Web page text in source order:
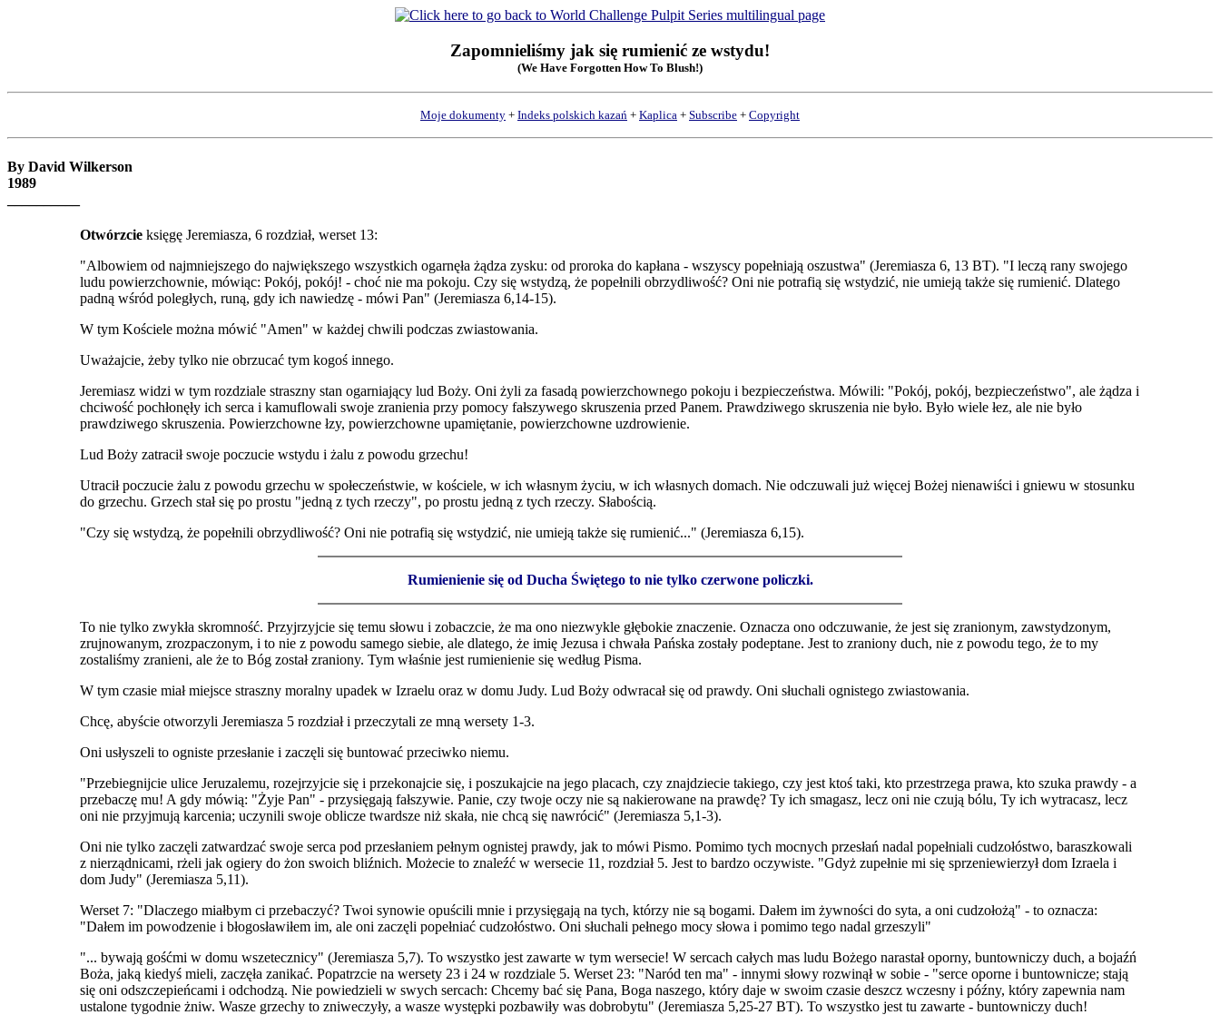
Zapomnieliśmy jak się rumienić ze wstydu!
(We Have Forgotten How To Blush!)
Moje dokumenty + Indeks polskich kazań + Kaplica + Subscribe + Copyright
By David Wilkerson
1989
Otwórzcie księgę Jeremiasza, 6 rozdział, werset 13:
"Albowiem od najmniejszego do największego wszystkich ogarnęła żądza zysku: od proroka do kapłana - wszyscy popełniają oszustwa" (Jeremiasza 6, 13 BT). "I leczą rany swojego
ludu powierzchownie, mówiąc: Pokój, pokój! - choć nie ma pokoju. Czy się wstydzą, że popełnili obrzydliwość? Oni nie potrafią się wstydzić, nie umieją także się rumienić. Dlatego
padną wśród poległych, runą, gdy ich nawiedzę - mówi Pan" (Jeremiasza 6,14-15).
W tym Kościele można mówić "Amen" w każdej chwili podczas zwiastowania.
Uważajcie, żeby tylko nie obrzucać tym kogoś innego.
Jeremiasz widzi w tym rozdziale straszny stan ogarniający lud Boży. Oni żyli za fasadą powierzchownego pokoju i bezpieczeństwa. Mówili: "Pokój, pokój, bezpieczeństwo", ale żądza i
chciwość pochłonęły ich serca i kamuflowali swoje zranienia przy pomocy fałszywego skruszenia przed Panem. Prawdziwego skruszenia nie było. Było wiele łez, ale nie było
prawdziwego skruszenia. Powierzchowne łzy, powierzchowne upamiętanie, powierzchowne uzdrowienie.
Lud Boży zatracił swoje poczucie wstydu i żalu z powodu grzechu!
Utracił poczucie żalu z powodu grzechu w społeczeństwie, w kościele, w ich własnym życiu, w ich własnych domach. Nie odczuwali już więcej Bożej nienawiści i gniewu w stosunku
do grzechu. Grzech stał się po prostu "jedną z tych rzeczy", po prostu jedną z tych rzeczy. Słabością.
"Czy się wstydzą, że popełnili obrzydliwość? Oni nie potrafią się wstydzić, nie umieją także się rumienić..." (Jeremiasza 6,15).
Rumienienie się od Ducha Świętego to nie tylko czerwone policzki.
To nie tylko zwykła skromność. Przyjrzyjcie się temu słowu i zobaczcie, że ma ono niezwykle głębokie znaczenie. Oznacza ono odczuwanie, że jest się zranionym, zawstydzonym,
zrujnowanym, zrozpaczonym, i to nie z powodu samego siebie, ale dlatego, że imię Jezusa i chwała Pańska zostały podeptane. Jest to zraniony duch, nie z powodu tego, że to my
zostaliśmy zranieni, ale że to Bóg został zraniony. Tym właśnie jest rumienienie się według Pisma.
W tym czasie miał miejsce straszny moralny upadek w Izraelu oraz w domu Judy. Lud Boży odwracał się od prawdy. Oni słuchali ognistego zwiastowania.
Chcę, abyście otworzyli Jeremiasza 5 rozdział i przeczytali ze mną wersety 1-3.
Oni usłyszeli to ogniste przesłanie i zaczęli się buntować przeciwko niemu.
"Przebiegnijcie ulice Jeruzalemu, rozejrzyjcie się i przekonajcie się, i poszukajcie na jego placach, czy znajdziecie takiego, czy jest ktoś taki, kto przestrzega prawa, kto szuka prawdy - a
przebaczę mu! A gdy mówią: "Żyje Pan" - przysięgają fałszywie. Panie, czy twoje oczy nie są nakierowane na prawdę? Ty ich smagasz, lecz oni nie czują bólu, Ty ich wytracasz, lecz
oni nie przyjmują karcenia; uczynili swoje oblicze twardsze niż skała, nie chcą się nawrócić" (Jeremiasza 5,1-3).
Oni nie tylko zaczęli zatwardzać swoje serca pod przesłaniem pełnym ognistej prawdy, jak to mówi Pismo. Pomimo tych mocnych przesłań nadal popełniali cudzołóstwo, baraszkowali
z nierządnicami, rżeli jak ogiery do żon swoich bliźnich. Możecie to znaleźć w wersecie 11, rozdział 5. Jest to bardzo oczywiste. "Gdyż zupełnie mi się sprzeniewierzył dom Izraela i
dom Judy" (Jeremiasza 5,11).
Werset 7: "Dlaczego miałbym ci przebaczyć? Twoi synowie opuścili mnie i przysięgają na tych, którzy nie są bogami. Dałem im żywności do syta, a oni cudzołożą" - to oznacza:
"Dałem im powodzenie i błogosławiłem im, ale oni zaczęli popełniać cudzołóstwo. Oni słuchali pełnego mocy słowa i pomimo tego nadal grzeszyli"
"... bywają gośćmi w domu wszetecznicy" (Jeremiasza 5,7). To wszystko jest zawarte w tym wersecie! W sercach całych mas ludu Bożego narastał oporny, buntowniczy duch, a bojaźń
Boża, jaką kiedyś mieli, zaczęła zanikać. Popatrzcie na wersety 23 i 24 w rozdziale 5. Werset 23: "Naród ten ma" - innymi słowy rozwinął w sobie - "serce oporne i buntownicze; stają
się oni odszczepieńcami i odchodzą. Nie powiedzieli w swych sercach: Chcemy bać się Pana, Boga naszego, który daje w swoim czasie deszcz wczesny i późny, który zapewnia nam
ustalone tygodnie żniw. Wasze grzechy to zniweczyły, a wasze występki pozbawiły was dobrobytu" (Jeremiasza 5,25-27 BT). To wszystko jest tu zawarte - buntowniczy duch!